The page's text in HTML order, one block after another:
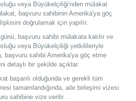
veya Büyükelçiliği'nden mülakat
başvuru sahibinin Amerika'ya göç
doğrulamak için yapılır.
başvuru sahibi mülakata katılır ve
veya Büyükelçiliği yetkilileriyle
başvuru sahibi Amerika'ya göç etme
detaylı bir şekilde açıklar.
başarılı olduğunda ve gerekli tüm
tamamlandığında, aile birleşimi vizesi
sahibine vize verilir.